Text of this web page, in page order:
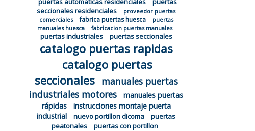
seccionales residenciales
proveedor puertas
comerciales
fabrica puertas huesca
puertas
manuales huesca
fabricacion puertas manuales
puertas industriales puertas seccionales
catalogo puertas rapidas
catalogo puertas
seccionales
manuales puertas
industriales motores
manuales puertas
rápidas
instrucciones montaje puerta
industrial
nuevo portillon dicoma
puertas
peatonales
puertas con portillon